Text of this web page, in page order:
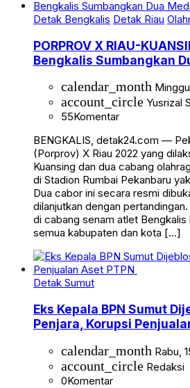
Detak Bengkalis Detak Riau
PORPROV X RIAU-
Bengkalis Sumbangkan
calendar_month
account_circle Yusrizal
55Komentar
BENGKALIS, detak24.com —
(Porprov) X Riau 2022 yang
Kuansing dan dua cabang
di Stadion Rumbai Pekanbaru
Dua cabor ini secara resmi
dilanjutkan dengan
di cabang senam atlet Bengkalis
semua kabupaten dan kota […]
Detak Sumut
Eks Kepala BPN Sumut
Penjara, Korupsi
calendar_month Rabu,
account_circle Redaksi
0Komentar